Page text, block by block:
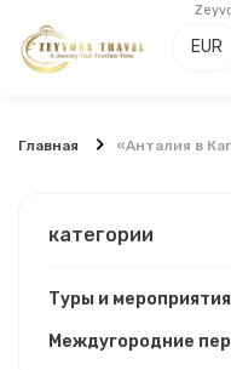
EUR
Главная «Анталия в
категории
Туры и
Междугородние